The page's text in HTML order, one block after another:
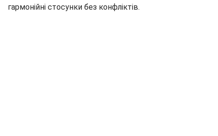
гармонійні стосунки без конфліктів.